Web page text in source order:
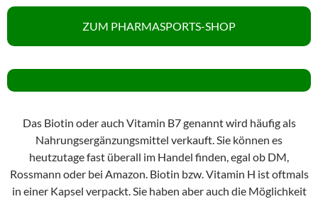
ZUM PHARMASPORTS-SHOP
Das Biotin oder auch Vitamin B7 genannt wird häufig als
Nahrungsergänzungsmittel verkauft. Sie können es
heutzutage fast überall im Handel finden, egal ob DM,
Rossmann oder bei Amazon. Biotin bzw. Vitamin H ist oftmals
in einer Kapsel verpackt. Sie haben aber auch die Möglichkeit